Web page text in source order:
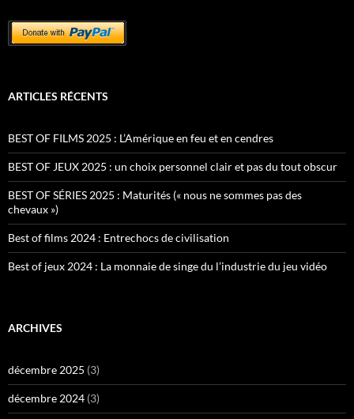
ARTICLES RÉCENTS
BEST OF FILMS 2025 : L’Amérique en feu et en cendres
BEST OF JEUX 2025 : un choix personnel clair et pas du tout obscur
BEST OF SÉRIES 2025 : Maturités (« nous ne sommes pas des
chevaux »)
Best of films 2024 : Entrechocs de civilisation
Best of jeux 2024 : La monnaie de singe du l’industrie du jeu vidéo
ARCHIVES
décembre 2025 (3)
décembre 2024 (3)